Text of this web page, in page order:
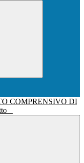
COMPRENSIVO DI